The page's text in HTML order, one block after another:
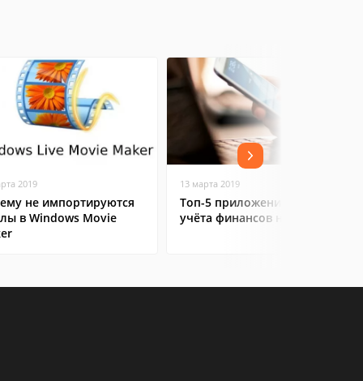
2019
не импортируются
в Windows Movie
13 марта 2019
Топ-5 приложений для
учёта финансов на Android